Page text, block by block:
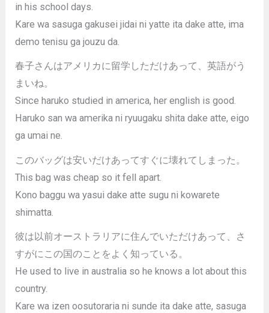
in his school days.
Kare wa sasuga gakusei jidai ni yatte ita dake atte, ima
demo tenisu ga jouzu da.
春子さんはアメリカに留学しただけあって、英語がう
まいね。
Since haruko studied in america, her english is good.
Haruko san wa amerika ni ryuugaku shita dake atte, eigo
ga umai ne.
このバッグは安いだけあってすぐに壊れてしまった。
This bag was cheap so it fell apart.
Kono baggu wa yasui dake atte sugu ni kowarete
shimatta.
彼は以前オーストラリアに住んでいただけあって、さ
すがにこの国のことをよく知っている。
He used to live in australia so he knows a lot about this
country.
Kare wa izen oosutoraria ni sunde ita dake atte, sasuga